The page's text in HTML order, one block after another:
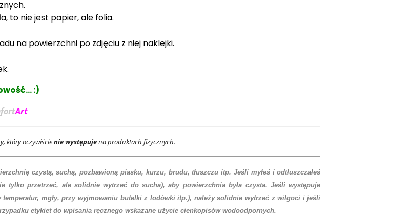
to nie jest papier, ale folia.
na powierzchni po zdjęciu z niej naklejki.
:)
Art
który oczywiścienie występujena produktach fizycznych.
czystą, suchą, pozbawioną piasku, kurzu, brudu, tłuszczu itp. Jeśli myłeś i odtłuszczałeś
tylko przetrzeć, ale solidnie wytrzeć do sucha), aby powierzchnia była czysta. Jeśli występuje
mgły, przy wyjmowaniu butelki z lodówki itp.), należy solidnie wytrzeć z wilgoci i jeśli
etykiet do wpisania ręcznego wskazane użycie cienkopisów wodoodpornych.